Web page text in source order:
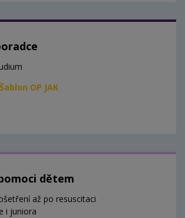
OP JAK
dětem
až po resuscitaci
i juniora